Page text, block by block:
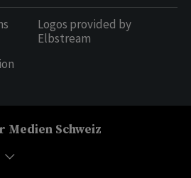
Logos provided by
Elbstream
Medien Schweiz